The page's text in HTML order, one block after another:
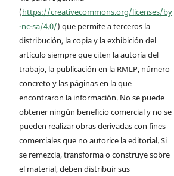
(https://creativecommons.org/licenses/by
-nc-sa/4.0/) que permite a terceros la
distribución, la copia y la exhibición del
artículo siempre que citen la autoría del
trabajo, la publicación en la RMLP, número
concreto y las páginas en la que
encontraron la información. No se puede
obtener ningún beneficio comercial y no se
pueden realizar obras derivadas con fines
comerciales que no autorice la editorial. Si
se remezcla, transforma o construye sobre
el material, deben distribuir sus